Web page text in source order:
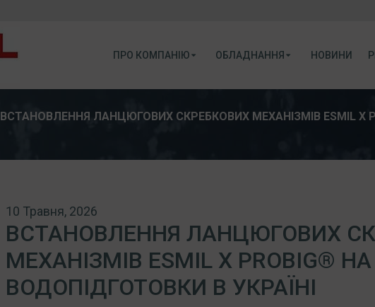
ПРО КОМПАНІЮ ОБЛАДНАННЯ НОВИНИ
ВСТАНОВЛЕННЯ ЛАНЦЮГОВИХ СКРЕБКОВИХ МЕХАНІЗМІВ ESMIL X
ВСТАНОВЛЕННЯ ЛАНЦЮГОВИХ
МЕХАНІЗМІВ ESMIL X PROBIG®
ВОДОПІДГОТОВКИ В УКРАЇНІ
10 Травня, 2026